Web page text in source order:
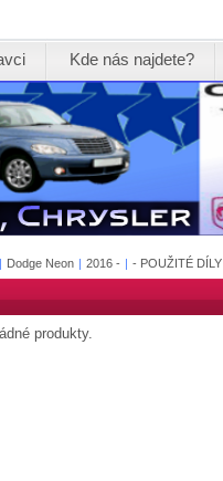
Kde nás najdete?
| Dodge Neon | 2016 - | - POUŽITÉ DÍLY
produkty.